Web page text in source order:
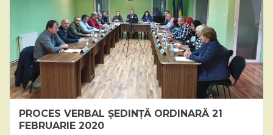
PROCES VERBAL ȘEDINȚĂ ORDINARĂ 21
FEBRUARIE 2020